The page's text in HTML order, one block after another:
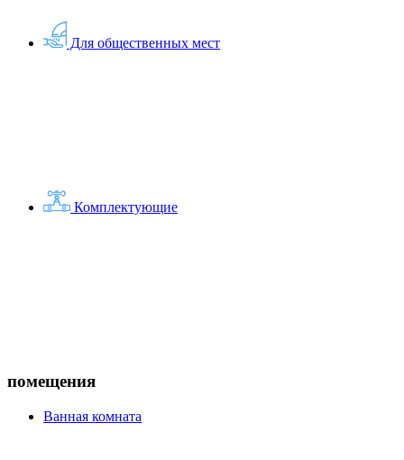
Для общественных мест
Комплектующие
помещения
Ванная комната